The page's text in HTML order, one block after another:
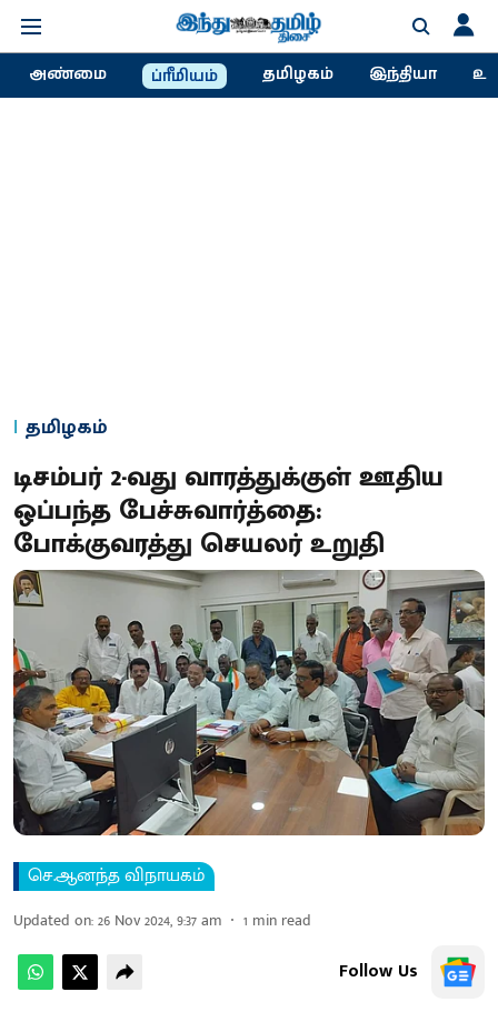
அண்மை ப்ரீமியம் தமிழகம் இந்தியா
தமிழகம்
டிசம்பர் 2-வது வாரத்துக்குள் ஊதிய
ஒப்பந்த பேச்சுவார்த்தை:
போக்குவரத்து செயலர் உறுதி
செ.ஆனந்த விநாயகம்
Updated on:26 Nov 2024, 9:37 am 1 min read
Follow Us